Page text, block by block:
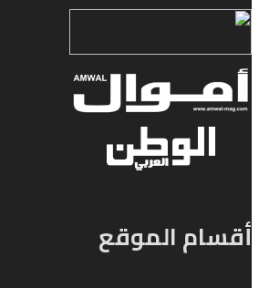
أقسام الموقع